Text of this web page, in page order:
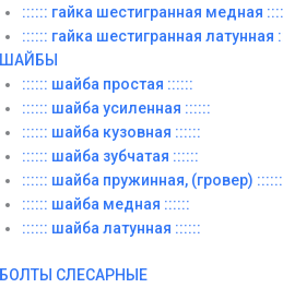
:::::: гайка шестигранная медная
:::::: гайка шестигранная латунная
ШАЙБЫ
:::::: шайба простая ::::::
:::::: шайба усиленная ::::::
:::::: шайба кузовная ::::::
:::::: шайба зубчатая ::::::
:::::: шайба пружинная, (гровер) ::::::
:::::: шайба медная ::::::
:::::: шайба латунная ::::::
БОЛТЫ СЛЕСАРНЫЕ